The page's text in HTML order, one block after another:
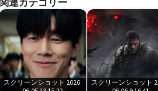
スクリーンショット 2026-
スクリーンショット